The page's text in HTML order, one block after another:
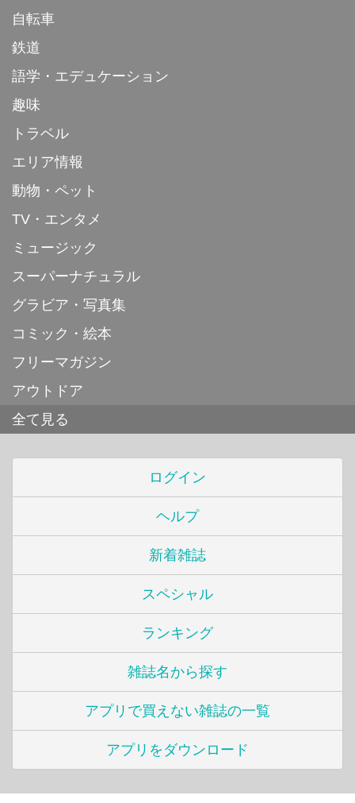
自転車
鉄道
語学・エデュケーション
趣味
トラベル
エリア情報
動物・ペット
TV・エンタメ
ミュージック
スーパーナチュラル
グラビア・写真集
コミック・絵本
フリーマガジン
アウトドア
全て見る
ログイン
ヘルプ
新着雑誌
スペシャル
ランキング
雑誌名から探す
アプリで買えない雑誌の一覧
アプリをダウンロード